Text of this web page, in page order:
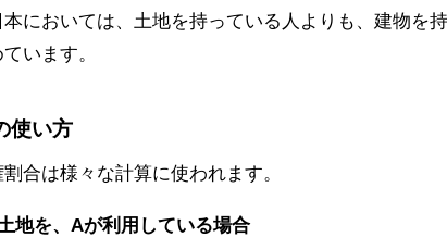
においては、土地を持っている人よりも、建物を
います。
使い方
合は様々な計算に使われます。
地を、Aが利用している場合